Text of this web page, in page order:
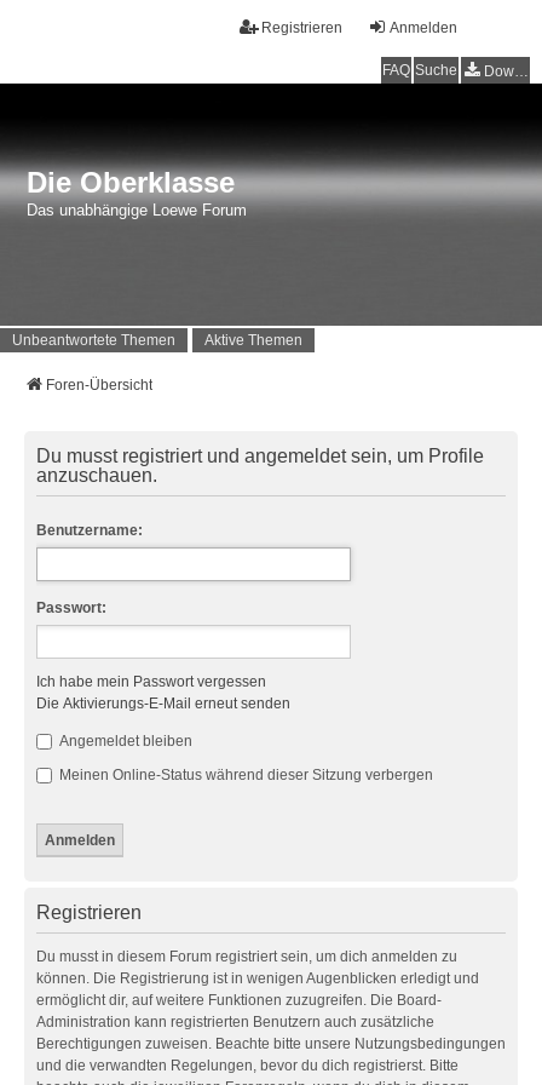
Anmelden
Registrieren
FAQ Suche Downloads
Die Oberklasse
Das unabhängige Loewe Forum
Unbeantwortete Themen Aktive Themen
Foren-Übersicht
Du musst registriert und angemeldet sein, um Profile
anzuschauen.
Benutzername:
Passwort:
Ich habe mein Passwort vergessen
Die Aktivierungs-E-Mail erneut senden
Angemeldet bleiben
Meinen Online-Status während dieser Sitzung verbergen
Registrieren
Du musst in diesem Forum registriert sein, um dich anmelden zu
können. Die Registrierung ist in wenigen Augenblicken erledigt und
ermöglicht dir, auf weitere Funktionen zuzugreifen. Die Board-
Administration kann registrierten Benutzern auch zusätzliche
Berechtigungen zuweisen. Beachte bitte unsere Nutzungsbedingungen
und die verwandten Regelungen, bevor du dich registrierst. Bitte